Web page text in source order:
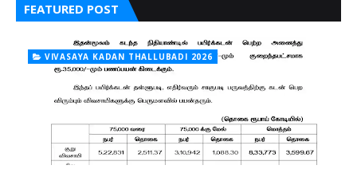
FEATURED POST
VIVASAYA KADAN THALLUBADI 2026